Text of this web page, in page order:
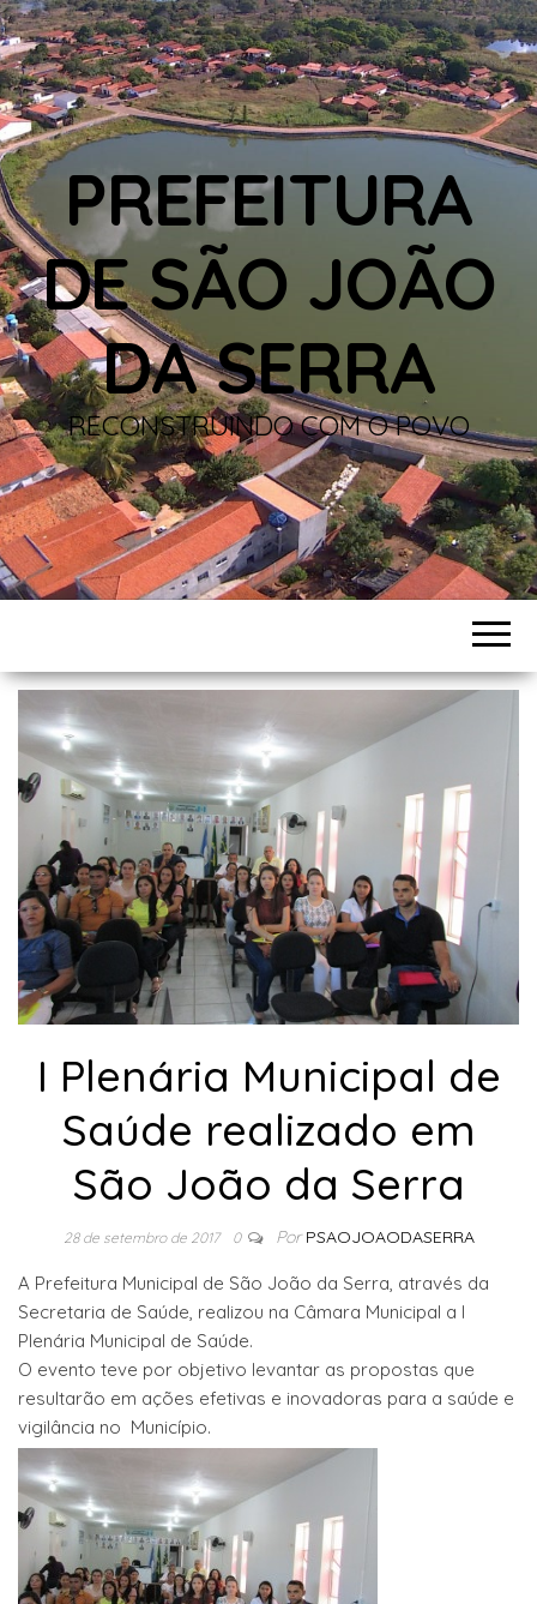
PREFEITURA
DE SÃO JOÃO
DA SERRA
RECONSTRUINDO COM O POVO
I Plenária Municipal de
Saúde realizado em
São João da Serra
28 de setembro de 2017 0 Por PSAOJOAODASERRA
A Prefeitura Municipal de São João da Serra, através da
Secretaria de Saúde, realizou na Câmara Municipal a I
Plenária Municipal de Saúde.
O evento teve por objetivo levantar as propostas que
resultarão em ações efetivas e inovadoras para a saúde e
vigilância no Município.